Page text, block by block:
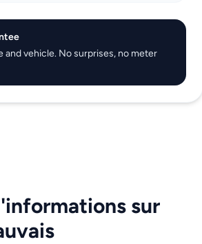
and vehicle. No surprises, no meter
sur